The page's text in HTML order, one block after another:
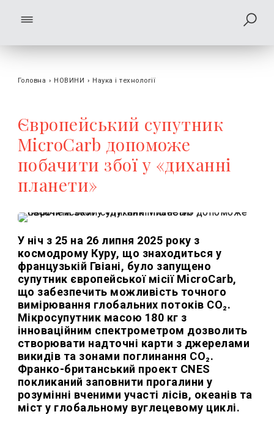
Головна › НОВИНИ › Наука і технології
Європейський супутник
MicroCarb допоможе
побачити збої у «диханні
планети»
У ніч з 25 на 26 липня 2025 року з
космодрому Куру, що знаходиться у
французькій Гвіані, було запущено
супутник європейської місії MicroCarb,
що забезпечить можливість точного
вимірювання глобальних потоків CO₂.
Мікросупутник масою 180 кг з
інноваційним спектрометром дозволить
створювати надточні карти з джерелами
викидів та зонами поглинання CO₂.
Франко-британський проект CNES
покликаний заповнити прогалини у
розумінні вченими участі лісів, океанів та
міст у глобальному вуглецевому циклі.